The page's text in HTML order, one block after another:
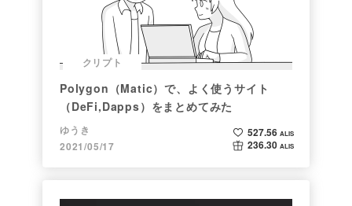
クリプト
Polygon（Matic）で、よく使うサイト
（DeFi,Dapps）をまとめてみた
ゆうき
2021/05/17
527.56 ALIS
236.30 ALIS